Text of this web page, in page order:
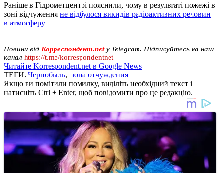
Раніше в Гідрометцентрі пояснили, чому в результаті пожежі в
зоні відчуження не відбулося викидів радіоактивних речовин
в атмосферу.
Новини від Корреспондент.net у Telegram. Підписуйтесь на наш
канал https://t.me/korrespondentnet
Читайте Korrespondent.net в Google News
ТЕГИ: Чернобыль, зона отчуждения
Якщо ви помітили помилку, виділіть необхідний текст і
натисніть Ctrl + Enter, щоб повідомити про це редакцію.